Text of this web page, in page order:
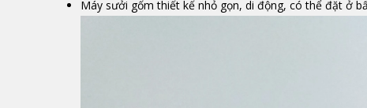
Máy sưởi gốm thiết kế nhỏ gọn, di động, có thể đặt ở